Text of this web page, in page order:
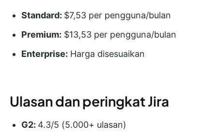
Standard: $7,53 per pengguna/bulan
Premium: $13,53 per pengguna/bulan
Enterprise: Harga disesuaikan
Ulasan dan peringkat Jira
G2: 4.3/5 (5.000+ ulasan)